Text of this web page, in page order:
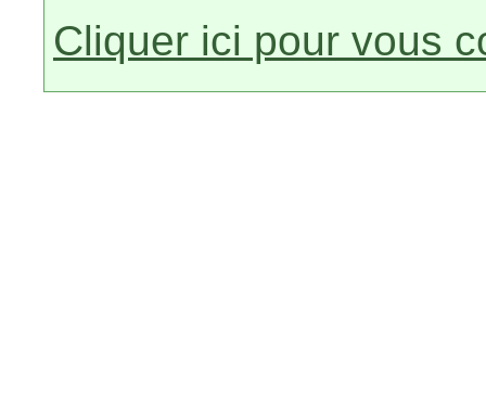
Cliquer ici pour vous